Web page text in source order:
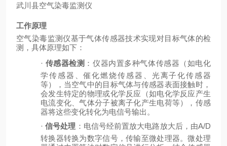
武川县空气染毒监测仪
工作原理
空气染毒监测仪基于气体传感器技术实现对目标气体的检
测，具体原理如下：
· 传感器检测 ：仪器内置多种气体传感器（如电化
学传感器、催化燃烧传感器、光离子化传感器
等），当空气中的目标气体与传感器表面接触时，
会发生特定的物理或化学反应（如电化学反应产生
电流变化、气体分子被离子化产生电荷等），传感
器将这些变化转化为电信号输出。
· 信号处理 ：电信号经前置放大电路放大后，由A/D
转换器转换为数字信号，传输至微处理器。微处理